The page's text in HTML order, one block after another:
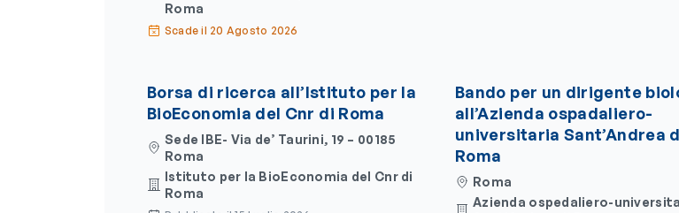
Roma
Scade il 20 Agosto 2026
Borsa di ricerca all’Istituto per la
BioEconomia del Cnr di Roma
Sede IBE- Via de’ Taurini, 19 – 00185
Roma
Istituto per la BioEconomia del Cnr di
Roma
Bando per un dirigente
all’Azienda ospadaliero-
universitaria Sant’Andrea
Roma
Roma
Azienda ospedaliero-